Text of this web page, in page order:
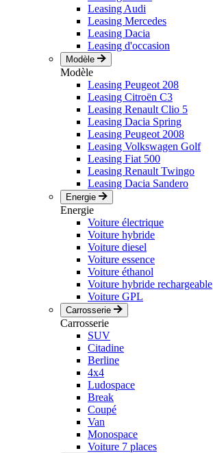
Leasing Audi
Leasing Mercedes
Leasing Dacia
Leasing d'occasion
Modèle
Modèle
Leasing Peugeot 208
Leasing Citroën C3
Leasing Renault Clio 5
Leasing Dacia Spring
Leasing Peugeot 2008
Leasing Volkswagen Golf
Leasing Fiat 500
Leasing Renault Twingo
Leasing Dacia Sandero
Energie
Energie
Voiture électrique
Voiture hybride
Voiture diesel
Voiture essence
Voiture éthanol
Voiture hybride rechargeable
Voiture GPL
Carrosserie
Carrosserie
SUV
Citadine
Berline
4x4
Ludospace
Break
Coupé
Van
Monospace
Voiture 7 places